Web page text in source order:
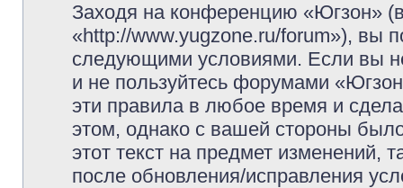
Заходя на конференцию «Югзон»
«http://www.yugzone.ru/forum»), вы
следующими условиями. Если вы
и не пользуйтесь форумами
эти правила в любое время и
этом, однако с вашей стороны
этот текст на предмет изменений,
после обновления/исправления